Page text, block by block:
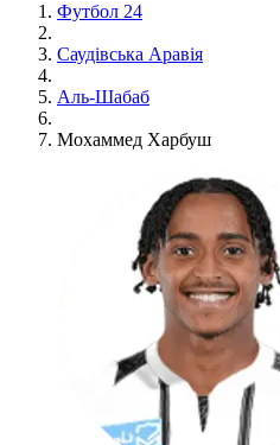
Футбол 24
Саудівська Аравія
Аль-Шабаб
Мохаммед Харбуш